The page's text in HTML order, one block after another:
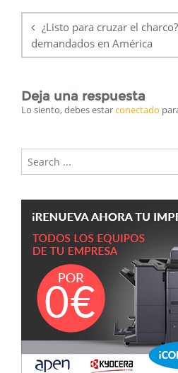
de
entradas
¿Listo para cruzar el
demandados en América
Deja una respuesta
Lo siento, debes estarconectado